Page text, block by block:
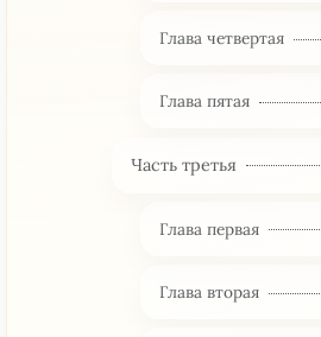
Глава четвертая
Глава пятая
Часть третья
Глава первая
Глава вторая